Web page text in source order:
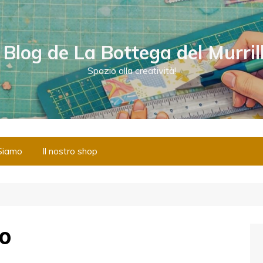
de La Bottega del
Spazio alla creatività!
Il nostro shop